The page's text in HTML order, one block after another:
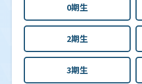
0期生
2期生
3期生